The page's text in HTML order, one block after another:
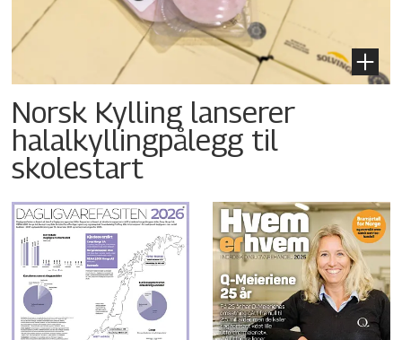
Norsk Kylling lanserer
halalkyllingpålegg til
skolestart